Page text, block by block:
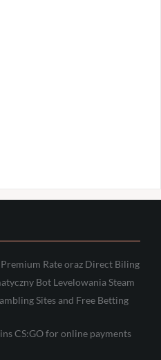
Premium Rate oraz Direct Biling
Bot Levelowania Steam
Sites and Free Betting
CS:GO for online payments